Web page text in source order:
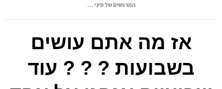
המרגשים של סיני …
אז מה אתם עושים
בשבועות ? ? ? עוד